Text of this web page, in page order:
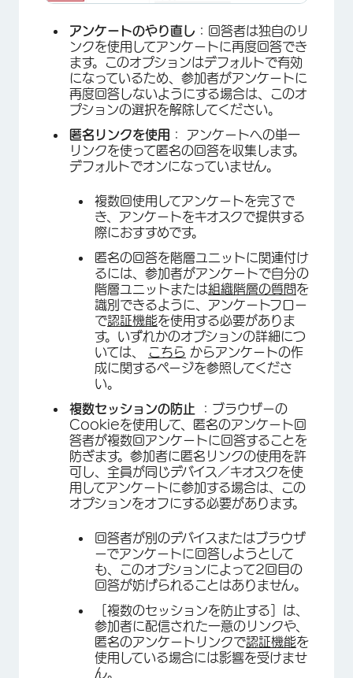
×
アンケートのやり直し ：回答者は独自のリ
ンクを使用してアンケートに再度回答でき
ます。このオプションはデフォルトで有効
になっているため、参加者がアンケートに
再度回答しないようにする場合は、このオ
プションの選択を解除してください。
匿名リンクを使用 ： アンケートへの単一
リンクを使って匿名の回答を収集します。
デフォルトでオンになっていません。
複数回使用してアンケートを完了で
き、アンケートをキオスクで提供する
際におすすめです。
匿名の回答を階層ユニットに関連付け
るには、参加者がアンケートで自分の
階層ユニットまたは組織階層の質問を
識別できるように、アンケートフロー
で認証機能を使用する必要がありま
す。いずれかのオプションの詳細につ
いては、
こちら からアンケートの作
成に関するページを参照してくださ
い。
複数セッションの防止 ：ブラウザーの
Cookieを使用して、匿名のアンケート回
答者が複数回アンケートに回答することを
防ぎます。参加者に匿名リンクの使用を許
可し、全員が同じデバイス／キオスクを使
用してアンケートに参加する場合は、この
オプションをオフにする必要があります。
回答者が別のデバイスまたはブラウザ
ーでアンケートに回答しようとして
も、このオプションによって2回目の
回答が妨げられることはありません。
［複数のセッションを防止する］は、
参加者に配信された一意のリンクや、
匿名のアンケートリンクで認証機能を
使用している場合には影響を受けませ
ん。